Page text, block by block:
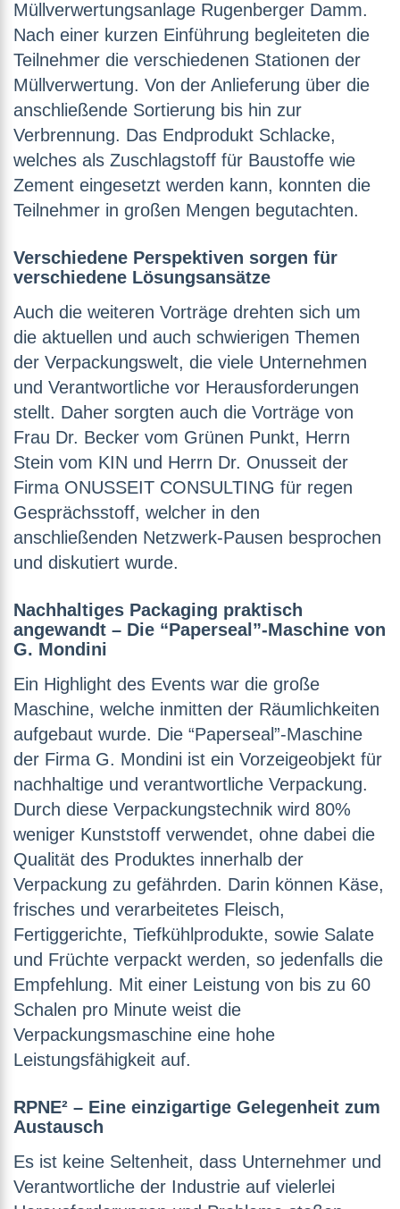
Müllverwertungsanlage Rugenberger Damm.
Nach einer kurzen Einführung begleiteten die
Teilnehmer die verschiedenen Stationen der
Müllverwertung. Von der Anlieferung über die
anschließende Sortierung bis hin zur
Verbrennung. Das Endprodukt Schlacke,
welches als Zuschlagstoff für Baustoffe wie
Zement eingesetzt werden kann, konnten die
Teilnehmer in großen Mengen begutachten.
Verschiedene Perspektiven sorgen für
verschiedene Lösungsansätze
Auch die weiteren Vorträge drehten sich um
die aktuellen und auch schwierigen Themen
der Verpackungswelt, die viele Unternehmen
und Verantwortliche vor Herausforderungen
stellt. Daher sorgten auch die Vorträge von
Frau Dr. Becker vom Grünen Punkt, Herrn
Stein vom KIN und Herrn Dr. Onusseit der
Firma ONUSSEIT CONSULTING für regen
Gesprächsstoff, welcher in den
anschließenden Netzwerk-Pausen besprochen
und diskutiert wurde.
Nachhaltiges Packaging praktisch
angewandt – Die “Paperseal”-Maschine von
G. Mondini
Ein Highlight des Events war die große
Maschine, welche inmitten der Räumlichkeiten
aufgebaut wurde. Die “Paperseal”-Maschine
der Firma G. Mondini ist ein Vorzeigeobjekt für
nachhaltige und verantwortliche Verpackung.
Durch diese Verpackungstechnik wird 80%
weniger Kunststoff verwendet, ohne dabei die
Qualität des Produktes innerhalb der
Verpackung zu gefährden. Darin können Käse,
frisches und verarbeitetes Fleisch,
Fertiggerichte, Tiefkühlprodukte, sowie Salate
und Früchte verpackt werden, so jedenfalls die
Empfehlung. Mit einer Leistung von bis zu 60
Schalen pro Minute weist die
Verpackungsmaschine eine hohe
Leistungsfähigkeit auf.
RPNE² – Eine einzigartige Gelegenheit zum
Austausch
Es ist keine Seltenheit, dass Unternehmer und
Verantwortliche der Industrie auf vielerlei